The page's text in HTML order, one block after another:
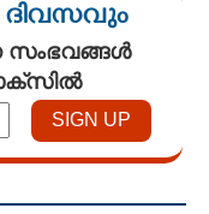
ദിവസവും
സംഭവങ്ങൾ